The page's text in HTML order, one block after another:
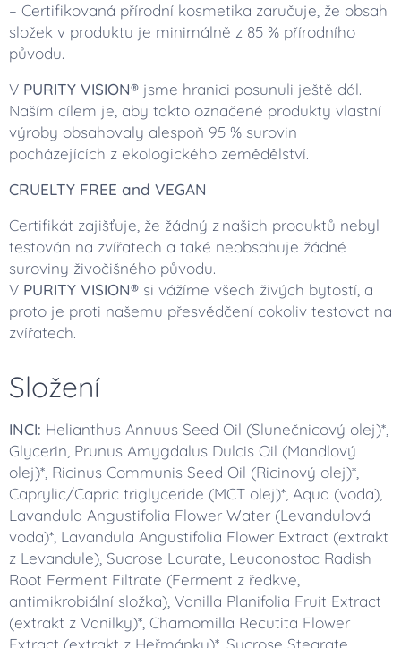
– Certifikovaná přírodní kosmetika zaručuje, že obsah
složek v produktu je minimálně z 85 % přírodního
původu.
V PURITY VISION® jsme hranici posunuli ještě dál.
Naším cílem je, aby takto označené produkty vlastní
výroby obsahovaly alespoň 95 % surovin
pocházejících z ekologického zemědělství.
CRUELTY FREE and VEGAN
Certifikát zajišťuje, že žádný z našich produktů nebyl
testován na zvířatech a také neobsahuje žádné
suroviny živočišného původu.
V PURITY VISION® si vážíme všech živých bytostí, a
proto je proti našemu přesvědčení cokoliv testovat na
zvířatech.
Složení
INCI: Helianthus Annuus Seed Oil (Slunečnicový olej)*,
Glycerin, Prunus Amygdalus Dulcis Oil (Mandlový
olej)*, Ricinus Communis Seed Oil (Ricinový olej)*,
Caprylic/Capric triglyceride (MCT olej)*, Aqua (voda),
Lavandula Angustifolia Flower Water (Levandulová
voda)*, Lavandula Angustifolia Flower Extract (extrakt
z Levandule), Sucrose Laurate, Leuconostoc Radish
Root Ferment Filtrate (Ferment z ředkve,
antimikrobiální složka), Vanilla Planifolia Fruit Extract
(extrakt z Vanilky)*, Chamomilla Recutita Flower
Extract (extrakt z Heřmánku)*, Sucrose Stearate,